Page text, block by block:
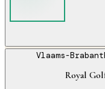
Vlaams-Brabant
Royal